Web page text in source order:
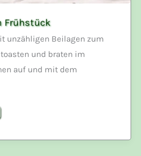
Frühstück
unzähligen Beilagen zum
und braten im
auf und mit dem